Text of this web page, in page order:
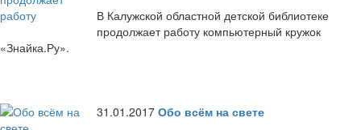
В Калужской областной детской библиотеке
продолжает работу компьютерный кружок
«Знайка.Ру».
31.01.2017 Обо всём на свете